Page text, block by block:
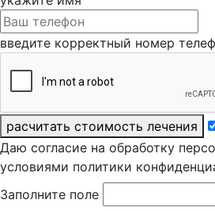
введите корректный номер
расчитать стоимость лечения
Даю согласие на обработку
условиями политики
Заполните поле